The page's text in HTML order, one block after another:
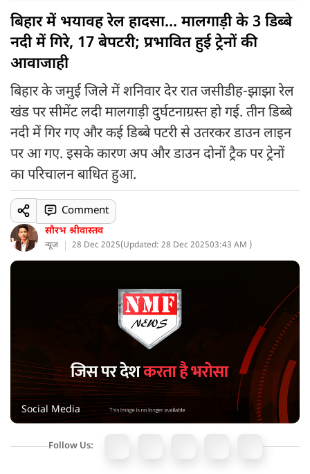
बिहार में भयावह रेल हादसा... मालगाड़ी के 3 डिब्बे
नदी में गिरे, 17 बेपटरी; प्रभावित हुई ट्रेनों की
आवाजाही
बिहार के जमुई जिले में शनिवार देर रात जसीडीह-झाझा रेल
खंड पर सीमेंट लदी मालगाड़ी दुर्घटनाग्रस्त हो गई. तीन डिब्बे
नदी में गिर गए और कई डिब्बे पटरी से उतरकर डाउन लाइन
पर आ गए. इसके कारण अप और डाउन दोनों ट्रैक पर ट्रेनों
का परिचालन बाधित हुआ.
सौरभ श्रीवास्तव
न्यूज 28 Dec 2025(Updated: 28 Dec 202503:43 AM )
Comment
Social Media
Follow Us: